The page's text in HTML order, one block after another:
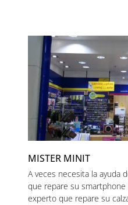
MISTER MINIT
A veces necesita la ayuda
que repare su smartphone
experto que repare su